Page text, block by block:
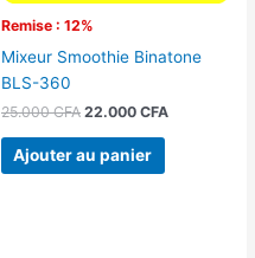
Remise : 12%
Mixeur Smoothie Binatone
BLS-360
25.000CFA 22.000 CFA
Ajouter au panier